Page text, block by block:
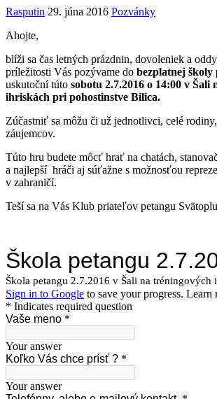
Rasputin 29. júna 2016 Pozvánky
Ahojte,
blíži sa čas letných prázdnin, dovoleniek a
príležitosti Vás pozývame do bezplatnej školy
uskutoční túto sobotu 2.7.2016 o 14:00 v Šali
ihriskách pri pohostinstve Bilica.
Zúčastniť sa môžu či už jednotlivci, celé
záujemcov.
Túto hru budete môcť hrať na chatách,
a najlepší hráči aj súťažne s možnosťou
v zahraničí.
Teší sa na Vás Klub priateľov petangu